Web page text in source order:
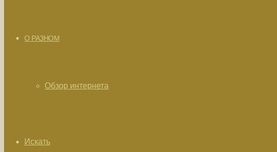
О РАЗНОМ
Обзор интернета
Искать